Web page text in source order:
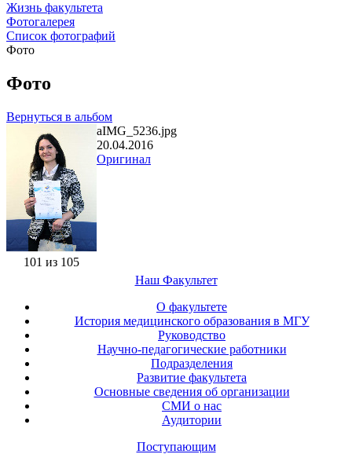
Жизнь факультета
Фотогалерея
Список фотографий
Фото
Фото
Вернуться в альбом
101 из 105
aIMG_5236.jpg
20.04.2016
Оригинал
Наш Факультет
О факультете
История медицинского образования в МГУ
Руководство
Научно-педагогические работники
Подразделения
Развитие факультета
Основные сведения об организации
СМИ о нас
Аудитории
Поступающим